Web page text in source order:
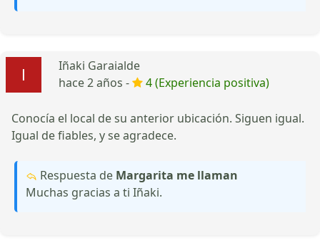
Iñaki Garaialde
hace 2 años -
4 (Experiencia positiva)
Conocía el local de su anterior ubicación. Siguen igual.
Igual de fiables, y se agradece.
Respuesta de Margarita me llaman
Muchas gracias a ti Iñaki.